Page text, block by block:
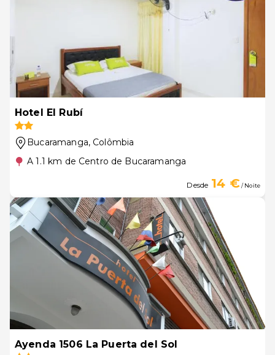
Hotel El Rubí
Bucaramanga, Colômbia
A 1.1 km de Centro de Bucaramanga
Desde 14 €/ Noite
Ayenda 1506 La Puerta del Sol